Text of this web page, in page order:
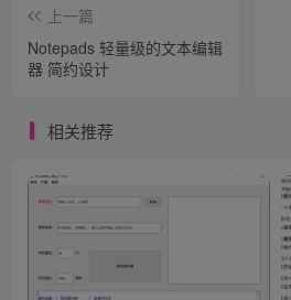
上一篇
Notepads 轻量级的文本编辑
器 简约设计
相关推荐